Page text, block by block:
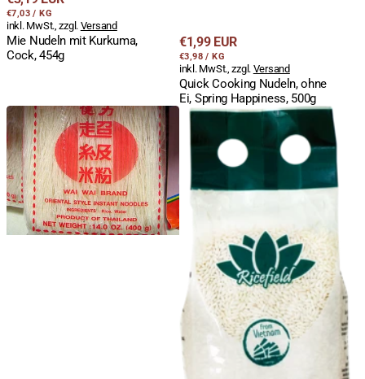
Preis
STÜCKPREIS
€7,03 / PRO
KG
inkl. MwSt., zzgl. Versand
Mie Nudeln mit Kurkuma,
Cock, 454g
Regulärer
Preis
€1,99 EUR
STÜCKPREIS
€3,98 / PRO
KG
inkl. MwSt., zzgl. Versand
Quick Cooking Nudeln, ohne
Ei, Spring Happiness, 500g
Reisnudeln,
Vermicelli,
fein,
0,5mm,
Wai
Wai,
400g
Klebereis,
Ricefield,